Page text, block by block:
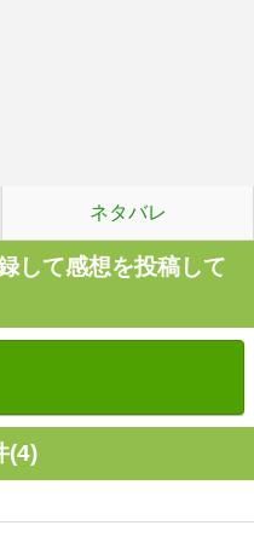
ネタバレ
して感想を投稿して
(4)